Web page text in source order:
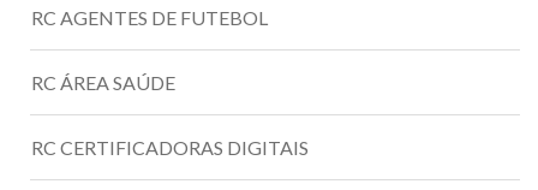
RC AGENTES DE FUTEBOL
RC ÁREA SAÚDE
RC CERTIFICADORAS DIGITAIS